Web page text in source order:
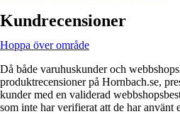
Kundrecensioner
Hoppa över område
Då både varuhuskunder och
produktrecensioner på Hornbach.se,
kunder med en validerad
som inte har verifierat att de har använt